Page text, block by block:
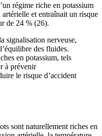
régime riche en potassium
et entraînait un risque
de 24 % (26).
signalisation nerveuse,
des fluides.
en potassium, tels
à prévenir
le risque d’accident
sont naturellement riches en